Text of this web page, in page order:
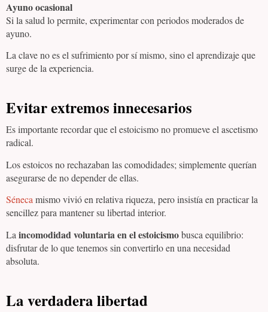
Ayuno ocasional
Si la salud lo permite, experimentar con periodos moderados de
ayuno.
La clave no es el sufrimiento por sí mismo, sino el aprendizaje que
surge de la experiencia.
Evitar extremos innecesarios
Es importante recordar que el estoicismo no promueve el ascetismo
radical.
Los estoicos no rechazaban las comodidades; simplemente querían
asegurarse de no depender de ellas.
Sénecamismo vivió en relativa riqueza, pero insistía en practicar la
sencillez para mantener su libertad interior.
La incomodidad voluntaria en el estoicismobusca equilibrio:
disfrutar de lo que tenemos sin convertirlo en una necesidad
absoluta.
La verdadera libertad